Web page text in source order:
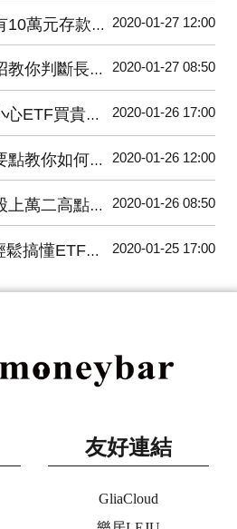
，該如何開始投資台股？ 2020-01-27 12:00
K是真突破還是假突破 2020-01-27 08:50
你不可不知的ETF名詞 2020-01-26 17:00
浪理論應用在台股上？ 2020-01-26 12:00
何外資還敢大買百億？ 2020-01-26 08:50
蹤指數的三種方式 2020-01-25 17:00
友好連結
GliaCloud